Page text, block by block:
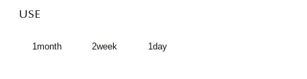
USE
1month 2week 1day